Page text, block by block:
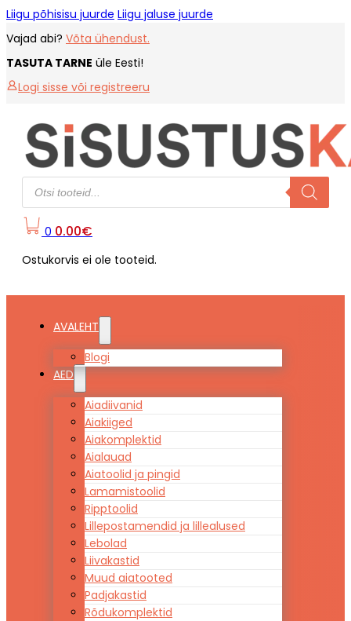
Liigu põhisisu juurde Liigu jaluse juurde
Vajad abi? Võta ühendust.
TASUTA TARNE üle Eesti!
Logi sisse või registreeru
Products
search
0 0.00€
Ostukorvis ei ole tooteid.
AVALEHT
Blogi
AED
Aiadiivanid
Aiakiiged
Aiakomplektid
Aialauad
Aiatoolid ja pingid
Lamamistoolid
Ripptoolid
Lillepostamendid ja lillealused
Lebolad
Liivakastid
Muud aiatooted
Padjakastid
Rõdukomplektid